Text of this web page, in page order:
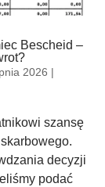
Bescheid –
2026 |
szansę
decyzji
podać